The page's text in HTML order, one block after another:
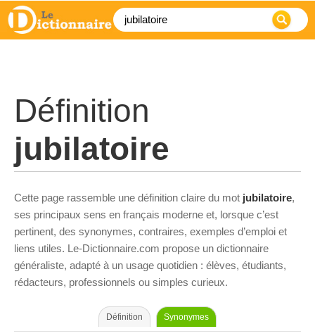
Définition
jubilatoire
Cette page rassemble une définition claire du mot jubilatoire,
ses principaux sens en français moderne et, lorsque c’est
pertinent, des synonymes, contraires, exemples d’emploi et
liens utiles. Le-Dictionnaire.com propose un dictionnaire
généraliste, adapté à un usage quotidien : élèves, étudiants,
rédacteurs, professionnels ou simples curieux.
Définition Synonymes